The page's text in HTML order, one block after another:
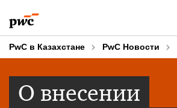
to
content
to
footer
PwC в Казахстане PwC Новости
О внесении